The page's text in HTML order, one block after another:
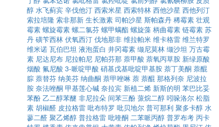
醇 水飞蓟宾 辛伐他汀 西索米星 西索特林 西他沙星 西他列汀
索拉培隆 索非那新 生长激素 司帕沙星 斯帕森丹 稀霉素 壮观
霉素 螺旋霉素 螺二氯芬 螺甲螨酯 螺旋藻 柄曲霉素 链霉素 苏
丹 磺苄西林 伏氧西汀 伐地那非 维拉帕米 维卡格雷 维兰特罗
维米诺 瓦伯巴坦 液泡蛋白 井冈霉素 缬尼莫林 缬沙坦 万古霉
素 尼达尼布 尼拉帕尼 尼帕芬那 萘甲酸 萘氧丙草胺 新绿原酸
烟酸 氟尼酸 3-哌啶甲酸 硝基戊基吡啶甲基胺 萘丁美酮 萘醌
腙 萘替芬 纳美芬 纳曲酮 萘甲唑啉 萘 萘醌 那格列奈 尼波拉
胺 奈法唑酮 甲基莲心碱 奈拉宾 新植二烯 新斯的明 苯巴比妥
苯酚 乙二醇苯醚 非尼拉朵 间苯三酚 蒎烷二醇 吲哚洛尔 松脂
素 胡椒醛 皮拉格雷 吡布特罗 吡贝地尔 普可那利 聚多卡醇 水
蓼二醛 聚乙烯醇 普拉格雷 吡喹酮 二苯哌丙醇 普罗布考 丙卡